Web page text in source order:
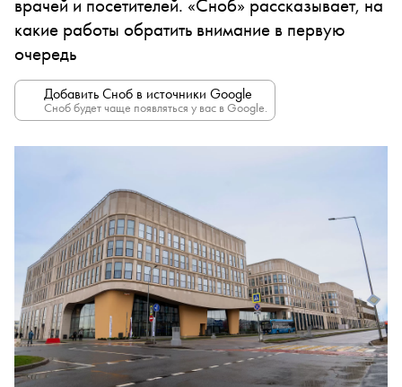
врачей и посетителей. «Сноб» рассказывает, на
какие работы обратить внимание в первую
очередь
Добавить Сноб в источники Google
Сноб будет чаще появляться у вас в Google.